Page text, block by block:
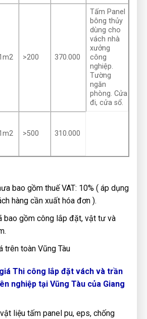
>200 370.000
Tấm Panel
bông thủy
dùng cho
vách nhà
xưởng
công
nghiệp.
Tường
ngăn
phòng. Cửa
đi, cửa sổ.
>500 310.000
bao gồm thuế VAT: 10% ( áp dụng
hàng cần xuất hóa đơn ).
bao gồm công lắp đặt, vật tư và
trên toàn Vũng Tàu
Thi công lắp đặt vách và trần
nghiệp tại Vũng Tàu của Giang
liệu tấm panel pu, eps, chống